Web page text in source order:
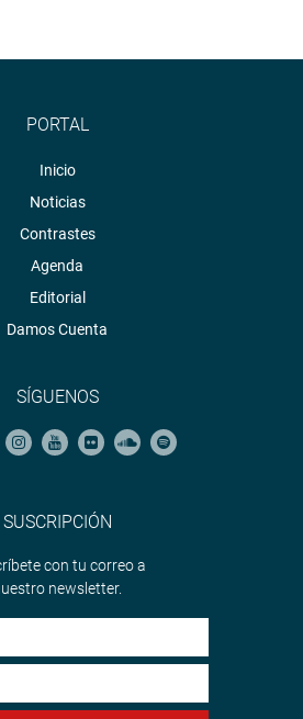
PORTAL
Inicio
Noticias
Contrastes
Agenda
Editorial
Damos Cuenta
SÍGUENOS
SUSCRIPCIÓN
con tu correo a
newsletter.